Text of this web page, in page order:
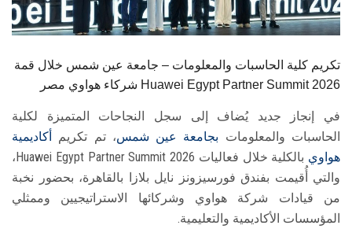
الزائـرون
تكريم كلية الحاسبات والمعلومات – جامعة عين شمس خلال قمة
شركاء هواوي مصر Huawei Egypt Partner Summit 2026
في إنجاز جديد يُضاف إلى سجل النجاحات المتميزة لكلية
الحاسبات والمعلومات بجامعة عين شمس، تم تكريم أكاديمية
هواوي
بالكلية خلال فعاليات Huawei Egypt Partner Summit 2026،
والتي أُقيمت بفندق فورسيزونز نايل بلازا بالقاهرة، بحضور نخبة
من قيادات شركة هواوي وشركائها الاستراتيجيين وممثلي
المؤسسات الأكاديمية والتعليمية.